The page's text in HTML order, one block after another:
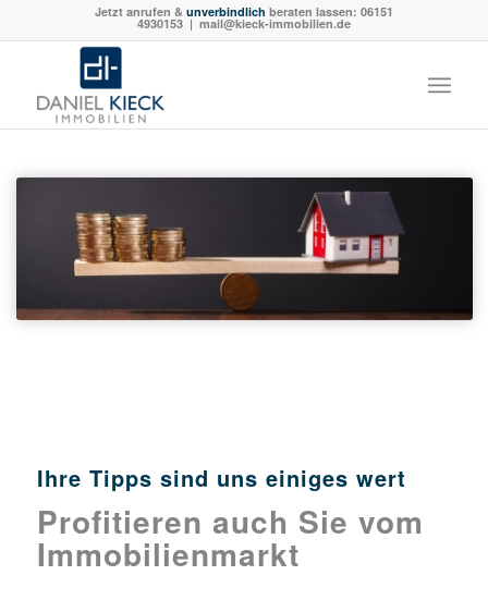
Jetzt anrufen & unverbindlich beraten lassen: 06151
4930153| mail@kieck-immobilien.de
Ihre Tipps sind uns einiges wert
Profitieren auch Sie vom
Immobilienmarkt